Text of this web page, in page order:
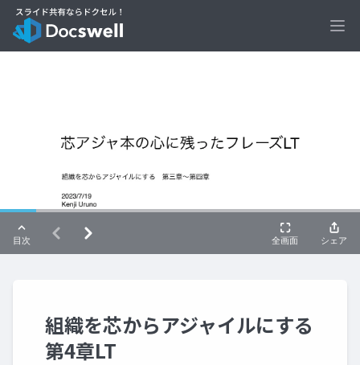
組織を芯からアジャイルにする
第4章LT